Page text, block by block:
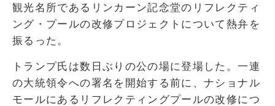
観光名所であるリンカーン記念堂のリフレクティ
ング・プールの改修プロジェクトについて熱弁を
振るった。
トランプ氏は数日ぶりの公の場に登場した。一連
の大統領令への署名を開始する前に、ナショナル
モールにあるリフレクティングプールの改修につ